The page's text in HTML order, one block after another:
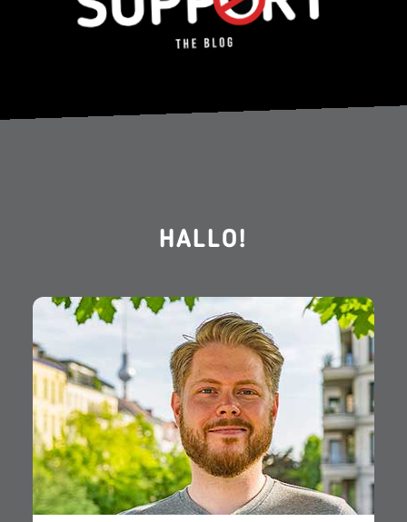
HALLO!